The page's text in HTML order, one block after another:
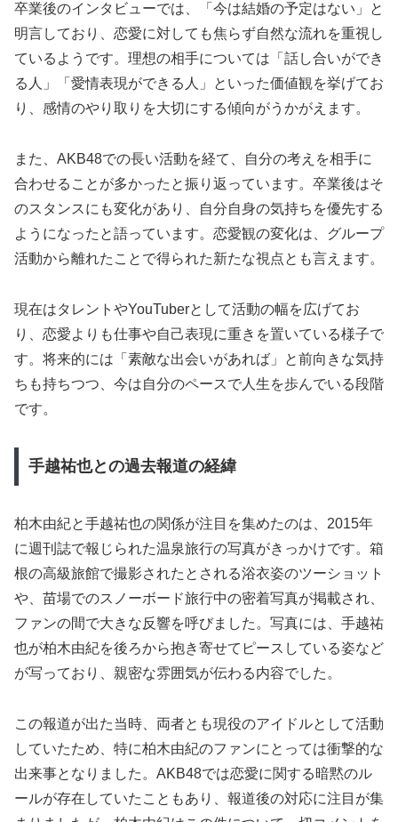
卒業後のインタビューでは、「今は結婚の予定はない」と
明言しており、恋愛に対しても焦らず自然な流れを重視し
ているようです。理想の相手については「話し合いができ
る人」「愛情表現ができる人」といった価値観を挙げてお
り、感情のやり取りを大切にする傾向がうかがえます。
また、AKB48での長い活動を経て、自分の考えを相手に
合わせることが多かったと振り返っています。卒業後はそ
のスタンスにも変化があり、自分自身の気持ちを優先する
ようになったと語っています。恋愛観の変化は、グループ
活動から離れたことで得られた新たな視点とも言えます。
現在はタレントやYouTuberとして活動の幅を広げてお
り、恋愛よりも仕事や自己表現に重きを置いている様子で
す。将来的には「素敵な出会いがあれば」と前向きな気持
ちも持ちつつ、今は自分のペースで人生を歩んでいる段階
です。
手越祐也との過去報道の経緯
柏木由紀と手越祐也の関係が注目を集めたのは、2015年
に週刊誌で報じられた温泉旅行の写真がきっかけです。箱
根の高級旅館で撮影されたとされる浴衣姿のツーショット
や、苗場でのスノーボード旅行中の密着写真が掲載され、
ファンの間で大きな反響を呼びました。写真には、手越祐
也が柏木由紀を後ろから抱き寄せてピースしている姿など
が写っており、親密な雰囲気が伝わる内容でした。
この報道が出た当時、両者とも現役のアイドルとして活動
していたため、特に柏木由紀のファンにとっては衝撃的な
出来事となりました。AKB48では恋愛に関する暗黙のル
ールが存在していたこともあり、報道後の対応に注目が集